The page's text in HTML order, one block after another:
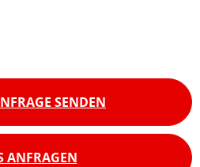
SENDEN
ANFRAGEN